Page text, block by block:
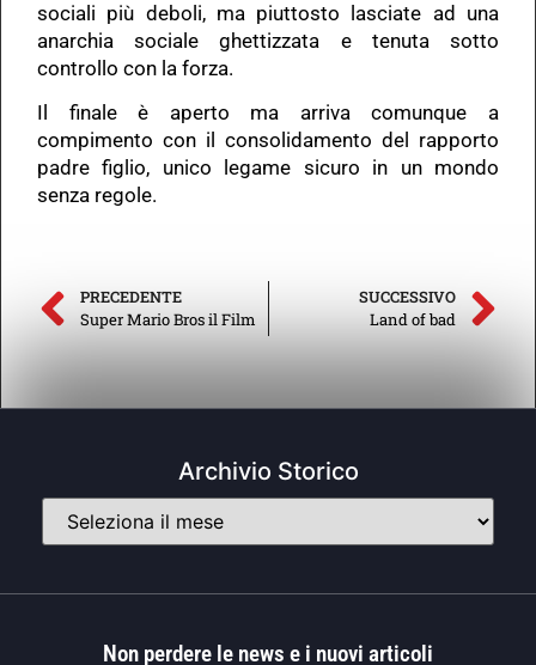
sociali più deboli, ma piuttosto lasciate ad una
anarchia sociale ghettizzata e tenuta sotto
controllo con la forza.
Il finale è aperto ma arriva comunque a
compimento con il consolidamento del rapporto
padre figlio, unico legame sicuro in un mondo
senza regole.
PRECEDENTE
Super Mario Bros il Film
SUCCESSIVO
Land of bad
Non perdere le news e i nuovi articoli
Archivio Storico